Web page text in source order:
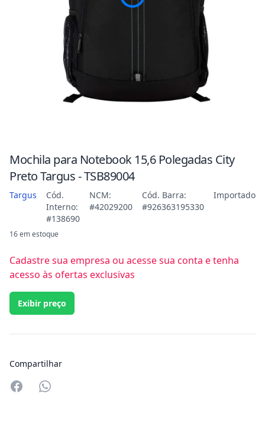
Mochila para Notebook 15,6 Polegadas City
Preto Targus - TSB89004
Targus
Cód.
Interno:
#138690
NCM:
#42029200
Cód. Barra:
#926363195330
Importado
16 em estoque
Cadastre sua empresa ou acesse sua conta e tenha
acesso às ofertas exclusivas
Exibir preço
Compartilhar
Compartilhar no Whatsapp